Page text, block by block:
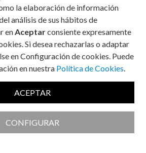
la elaboración de información
análisis de sus hábitos de
enAceptarconsiente expresamente
Si desea rechazarlas o adaptar
en Configuración de cookies. Puede
en nuestra Política de Cookies.
ACEPTAR
CONFIGURAR
Zaira ha dado con el artículo que
tiempo sobrediabetes y trastornos
por Elsa Espinosa, psicóloga de la
de Tenerife. Tras leerlo se ha
para contarnos la difícil situación que
a ser posible, evitar que otros
lo mismo que ella...
contactar aquí con nosotros
psicólogo Iñaki Lorente, Asesor en el
Fundación para la Diabetes, a través
de nuestra web. Un fuerte